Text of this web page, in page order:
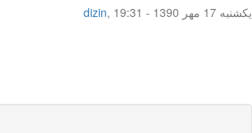
dizin,
یکشنبه 17 مهر 1390 - 19:31